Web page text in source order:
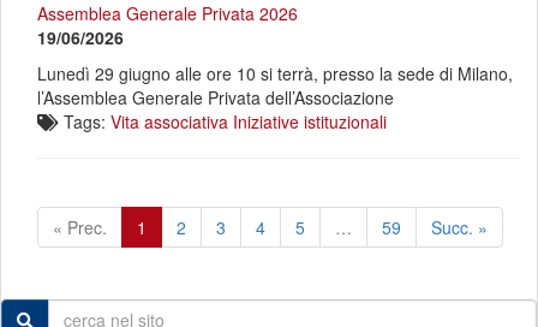
Assemblea Generale Privata 2026
19/06/2026
Lunedì 29 giugno alle ore 10 si terrà, presso la sede di Milano,
l’Assemblea Generale Privata dell’Associazione
Tags: Vita associativa Iniziative istituzionali
« Prec. 1 2 3 4 5 … 59 Succ. »